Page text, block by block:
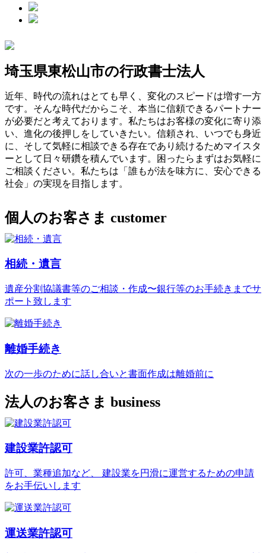
埼玉県東松山市の行政書士法人
近年、時代の流れはとても早く、変化のスピードは増す一方
です。そんな時代だからこそ、本当に信頼できるパートナー
が必要だと考えております。私たちはお客様の変化に寄り添
い、進化の後押しをしていきたい。信頼され、いつでも身近
に、そして気軽に相談できる存在であり続けるためマイスタ
ーとして日々研鑽を積んでいます。困ったらまずはお気軽に
ご相談ください。私たちは「誰もが法を味方に、安心できる
社会」の実現を目指します。
個人のお客さま customer
相続・遺言
遺産分割協議書等のご相談・作成〜銀行等のお手続きまでサ
ポート致します
離婚手続き
次の一歩のために話し合いと書面作成は離婚前に
法人のお客さま business
建設業許認可
許可、業種追加など、 建設業を円滑に運営するための申請
をお手伝いします
運送業許認可